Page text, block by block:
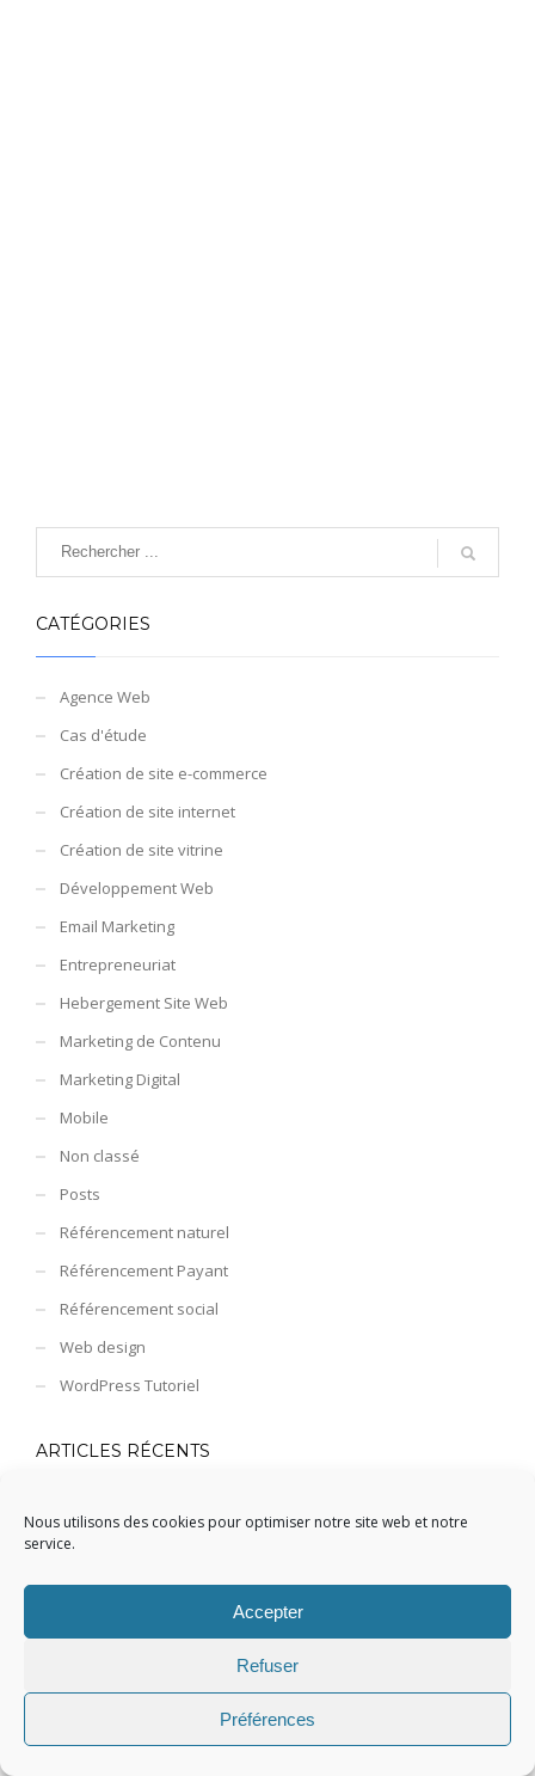
Nous utilisons des cookies pour optimiser notre site web et notre
service.
Accepter
Refuser
Préférences
CATÉGORIES
Agence Web
Cas d'étude
Création de site e-commerce
Création de site internet
Création de site vitrine
Développement Web
Email Marketing
Entrepreneuriat
Hebergement Site Web
Marketing de Contenu
Marketing Digital
Mobile
Non classé
Posts
Référencement naturel
Référencement Payant
Référencement social
Web design
WordPress Tutoriel
ARTICLES RÉCENTS
Fichier .htaccess WordPress
Découvrez bbPress avec RGG bbPress est un
Tout ce que vous devez savoir sur les tailles